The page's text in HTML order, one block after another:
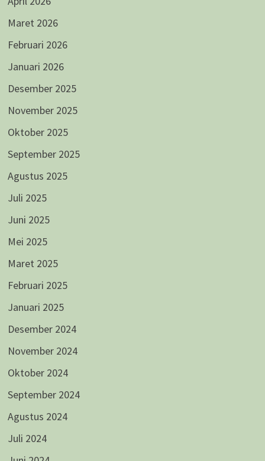
Maret 2026
Februari 2026
Januari 2026
Desember 2025
November 2025
Oktober 2025
September 2025
Agustus 2025
Juli 2025
Juni 2025
Mei 2025
Maret 2025
Februari 2025
Januari 2025
Desember 2024
November 2024
Oktober 2024
September 2024
Agustus 2024
Juli 2024